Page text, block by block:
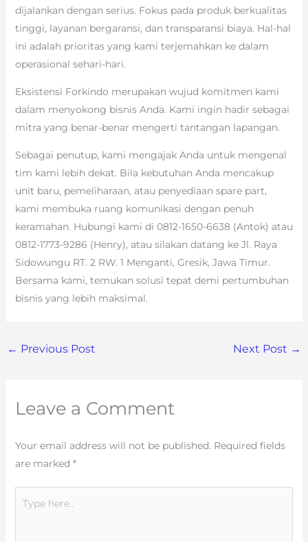
dijalankan dengan serius. Fokus pada produk berkualitas
tinggi, layanan bergaransi, dan transparansi biaya. Hal-hal
ini adalah prioritas yang kami terjemahkan ke dalam
operasional sehari-hari.
Eksistensi Forkindo merupakan wujud komitmen kami
dalam menyokong bisnis Anda. Kami ingin hadir sebagai
mitra yang benar-benar mengerti tantangan lapangan.
Sebagai penutup, kami mengajak Anda untuk mengenal
tim kami lebih dekat. Bila kebutuhan Anda mencakup
unit baru, pemeliharaan, atau penyediaan spare part,
kami membuka ruang komunikasi dengan penuh
keramahan. Hubungi kami di 0812-1650-6638 (Antok) atau
0812-1773-9286 (Henry), atau silakan datang ke Jl. Raya
Sidowungu RT. 2 RW. 1 Menganti, Gresik, Jawa Timur.
Bersama kami, temukan solusi tepat demi pertumbuhan
bisnis yang lebih maksimal.
← Previous Post Next Post →
Leave a Comment
Your email address will not be published. Required fields
are marked *
here..